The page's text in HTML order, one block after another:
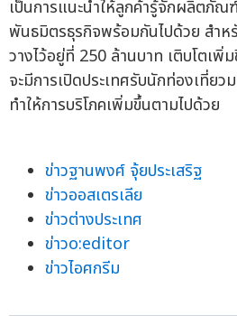
เป็นการแนะนำให้ลูกค้ารู้จักผลิตภัณ
พันธมิตรธุรกิจพร้อมกันไปด้วย สำห
วางไว้อยู่ที่ 250 ล้านบาท เติบโตเ
จะมีการเปิดประเทศรับนักท่องเที่ยว
ทำให้การบริโภคเพิ่มขึ้นตามไปด้วย
ข่าวฐานพงศ์ จุ้ยประเสริฐ
ข่าวออสเตรเลีย
ข่าวต่างประเทศ
ข่าวo:editor
ข่าวไอศกรีม